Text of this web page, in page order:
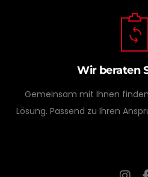
Wir beraten
Gemeinsam mit Ihnen
Lösung. Passend zu Ihren